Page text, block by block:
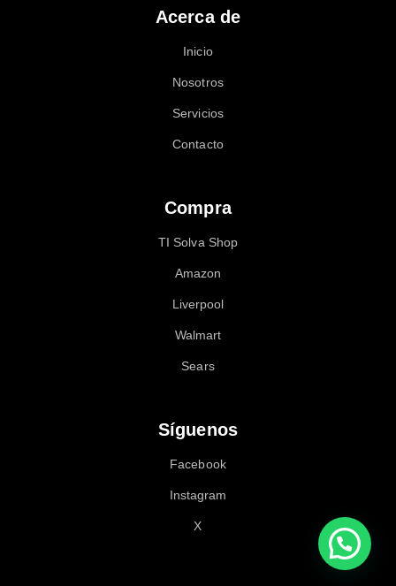
Acerca de
Inicio
Nosotros
Servicios
Contacto
Compra
TI Solva Shop
Amazon
Liverpool
Walmart
Sears
Síguenos
Facebook
Instagram
X